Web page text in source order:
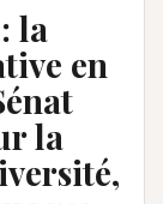
la
en
la